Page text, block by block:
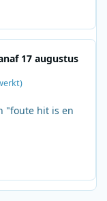
17 augustus
"foute hit is en